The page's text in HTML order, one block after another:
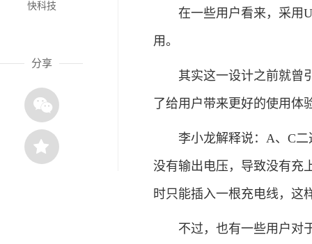
快科技
分享
在一些用户看来，采用
用。
其实这一设计之前就曾引
了给用户带来更好的使用体
李小龙解释说：A、C二
没有输出电压，导致没有充
时只能插入一根充电线，这
不过，也有一些用户对于